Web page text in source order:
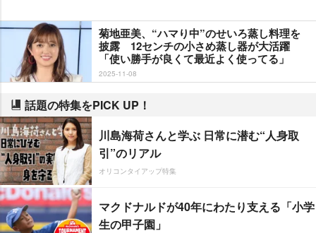
菊地亜美、“ハマり中”のせいろ蒸し料理を
披露 12センチの小さめ蒸し器が大活躍
「使い勝手が良くて最近よく使ってる」
2025-11-08
話題の特集をPICK UP！
川島海荷さんと学ぶ 日常に潜む“人身取
引”のリアル
オリコンタイアップ特集
マクドナルドが40年にわたり支える「小学
生の甲子園」